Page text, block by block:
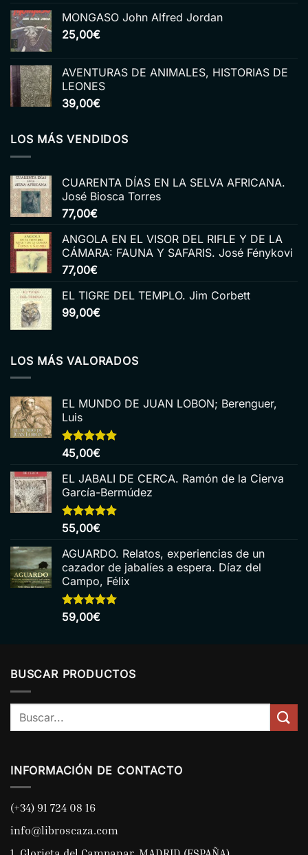
originalactual
MONGASO John Alfred Jordan
25,00€
AVENTURAS DE ANIMALES, HISTORIAS DE
LEONES
39,00€
LOS MÁS VENDIDOS
CUARENTA DÍAS EN LA SELVA AFRICANA.
José Biosca Torres
77,00€
ANGOLA EN EL VISOR DEL RIFLE Y DE LA
CÁMARA: FAUNA Y SAFARIS. José Fénykovi
77,00€
EL TIGRE DEL TEMPLO. Jim Corbett
99,00€
LOS MÁS VALORADOS
EL MUNDO DE JUAN LOBON; Berenguer,
Luis
Valorado
con
de 5
45,00€
EL JABALI DE CERCA. Ramón de la Cierva
García-Bermúdez
Valorado
con
de 5
55,00€
AGUARDO. Relatos, experiencias de un
cazador de jabalíes a espera. Díaz del
Campo, Félix
Valorado
con
59,00€
BUSCAR PRODUCTOS
Buscar
INFORMACIÓN DE CONTACTO
(+34) 91 724 08 16
info@libroscaza.com